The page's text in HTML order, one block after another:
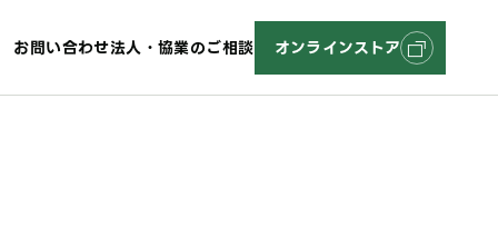
お問い合わせ法人・協業のご相談 オンラインストア